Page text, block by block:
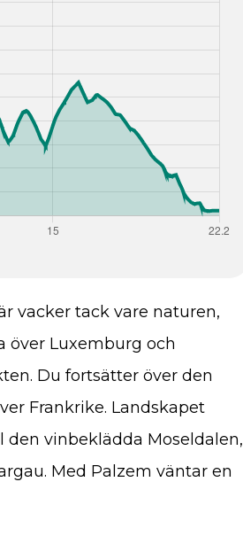
vacker tack vare naturen,
över Luxemburg och
Du fortsätter över den
Frankrike. Landskapet
vinbeklädda Moseldalen,
Med Palzem väntar en